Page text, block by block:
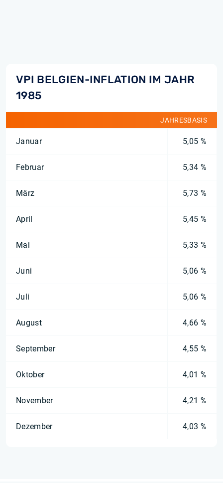
VPI BELGIEN-INFLATION IM JAHR
1985
JAHRESBASIS
Januar 5,05 %
Februar 5,34 %
März 5,73 %
April 5,45 %
Mai 5,33 %
Juni 5,06 %
Juli 5,06 %
August 4,66 %
September 4,55 %
Oktober 4,01 %
November 4,21 %
Dezember 4,03 %